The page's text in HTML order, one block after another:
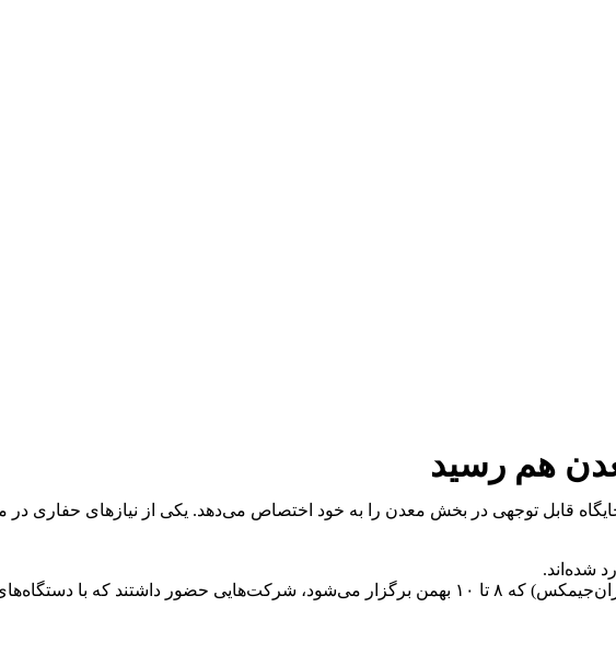
هم رسید
قابل توجهی در بخش معدن را به خود اختصاص می‌دهد. یکی از نیازهای حفاری در
شده‌اند.
در دومین همایش و نمایشگاه تخصصی بین‌المللی اکتشاف مواد معدنی (ایران‌جیمکس) که ۸ تا ۱۰ بهمن برگزار می‌شود،